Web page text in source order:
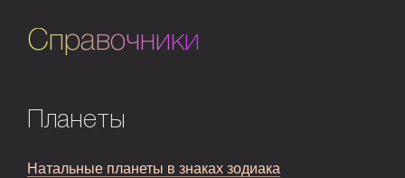
Справочники
Планеты
Натальные планеты в знаках зодиака